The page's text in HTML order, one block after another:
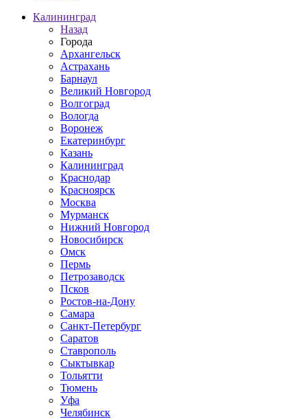
Калининград
Назад
Города
Архангельск
Астрахань
Барнаул
Великий Новгород
Волгоград
Вологда
Воронеж
Екатеринбург
Казань
Калининград
Краснодар
Красноярск
Москва
Мурманск
Нижний Новгород
Новосибирск
Омск
Пермь
Петрозаводск
Псков
Ростов-на-Дону
Самара
Санкт-Петербург
Саратов
Ставрополь
Сыктывкар
Тольятти
Тюмень
Уфа
Челябинск